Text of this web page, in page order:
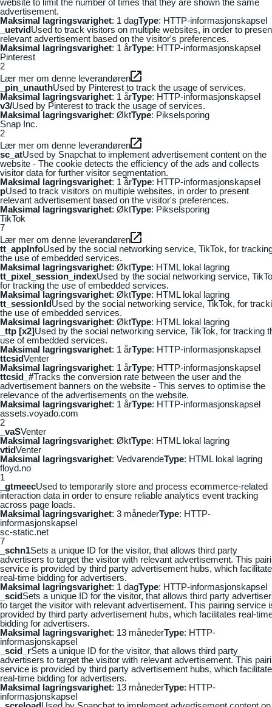
advertisement.
Maksimal lagringsvarighet: 1 dagType: HTTP-informasjonskapsel
_uetvidUsed to track visitors on multiple websites, in order to
relevant advertisement based on the visitor's preferences.
Maksimal lagringsvarighet: 1 årType: HTTP-informasjonskapsel
Pinterest
2
Lær mer om denne leverandøren
_pin_unauthUsed by Pinterest to track the usage of services.
Maksimal lagringsvarighet: 1 årType: HTTP-informasjonskapsel
v3/Used by Pinterest to track the usage of services.
Maksimal lagringsvarighet: ØktType: Pikselsporing
Snap Inc.
2
Lær mer om denne leverandøren
sc_atUsed by Snapchat to implement advertisement content on the
website - The cookie detects the efficiency of the ads and collects
visitor data for further visitor segmentation.
Maksimal lagringsvarighet: 1 årType: HTTP-informasjonskapsel
pUsed to track visitors on multiple websites, in order to present
relevant advertisement based on the visitor's preferences.
Maksimal lagringsvarighet: ØktType: Pikselsporing
TikTok
7
Lær mer om denne leverandøren
tt_appInfoUsed by the social networking service, TikTok, for
the use of embedded services.
Maksimal lagringsvarighet: ØktType: HTML lokal lagring
tt_pixel_session_indexUsed by the social networking service,
for tracking the use of embedded services.
Maksimal lagringsvarighet: ØktType: HTML lokal lagring
tt_sessionIdUsed by the social networking service, TikTok, for
the use of embedded services.
Maksimal lagringsvarighet: ØktType: HTML lokal lagring
_ttp [x2]Used by the social networking service, TikTok, for tracking
use of embedded services.
Maksimal lagringsvarighet: 1 årType: HTTP-informasjonskapsel
ttcsidVenter
Maksimal lagringsvarighet: 1 årType: HTTP-informasjonskapsel
ttcsid_#Tracks the conversion rate between the user and the
advertisement banners on the website - This serves to optimise the
relevance of the advertisements on the website.
Maksimal lagringsvarighet: 1 årType: HTTP-informasjonskapsel
assets.voyado.com
2
_vaSVenter
Maksimal lagringsvarighet: ØktType: HTML lokal lagring
vtidVenter
Maksimal lagringsvarighet: VedvarendeType: HTML lokal lagring
floyd.no
1
_gtmeecUsed to temporarily store and process ecommerce-related
interaction data in order to ensure reliable analytics event tracking
across page loads.
Maksimal lagringsvarighet: 3 månederType: HTTP-
informasjonskapsel
sc-static.net
7
_schn1Sets a unique ID for the visitor, that allows third party
advertisers to target the visitor with relevant advertisement. This
service is provided by third party advertisement hubs, which
real-time bidding for advertisers.
Maksimal lagringsvarighet: 1 dagType: HTTP-informasjonskapsel
_scidSets a unique ID for the visitor, that allows third party
to target the visitor with relevant advertisement. This pairing service
provided by third party advertisement hubs, which facilitates real-
bidding for advertisers.
Maksimal lagringsvarighet: 13 månederType: HTTP-
informasjonskapsel
_scid_rSets a unique ID for the visitor, that allows third party
advertisers to target the visitor with relevant advertisement. This
service is provided by third party advertisement hubs, which
real-time bidding for advertisers.
Maksimal lagringsvarighet: 13 månederType: HTTP-
informasjonskapsel